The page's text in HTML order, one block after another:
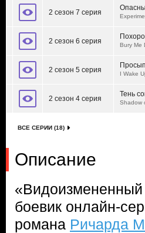
2 сезон 7 серия
2 сезон 6 серия Bury Me
2 сезон 5 серия I Wake
2 сезон 4 серия
Тень
Shadow
ВСЕ СЕРИИ (18)
Описание
«Видоизмененный
боевик онлайн-
романа Ричарда